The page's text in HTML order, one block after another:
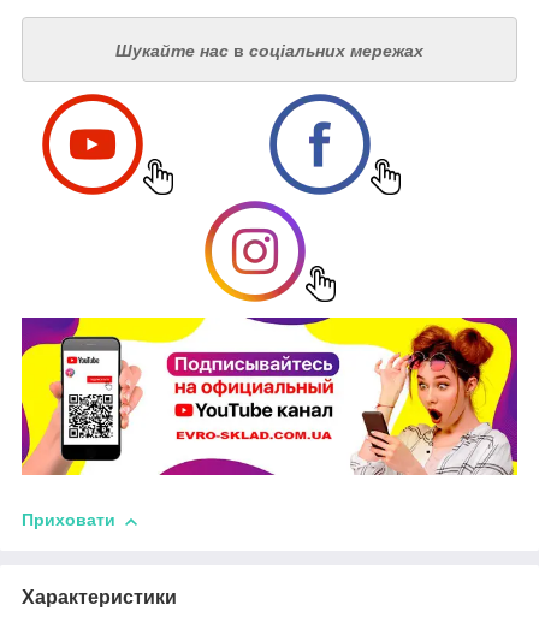
Шукайте нас в соціальних мережах
Приховати
Характеристики